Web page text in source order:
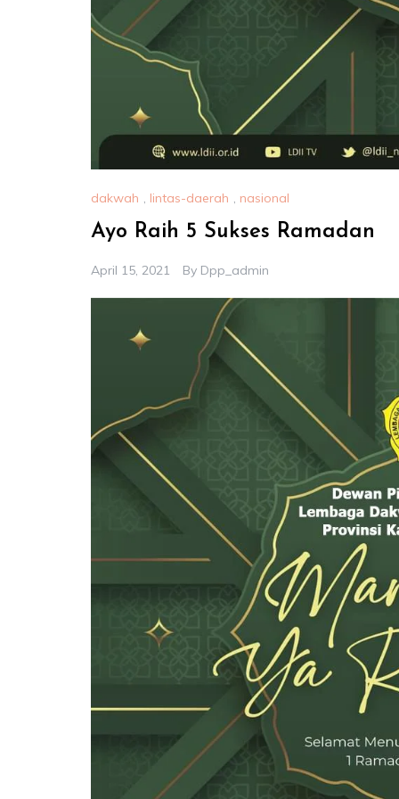
dakwah , lintas-daerah , nasional
Ayo Raih 5 Sukses Ramadan
April 15, 2021 By Dpp_admin